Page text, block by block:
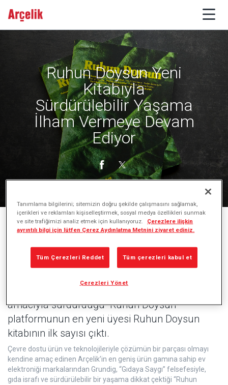
Ruhun Doysun Yeni
Kitabıyla
Sürdürülebilir Yaşama
İlham Vermeye Devam
Ediyor
Arçelik’in üst segment markası Grundig’in
amacıyla sürdürdüğü “Ruhun Doysun”
platformunun en yeni üyesi Ruhun Doysun
kitabının ilk sayısı çıktı.
Çevre dostu ürün ve teknolojileriyle çözümün bir parçası olmayı
kendine amaç edinen Arçelik’in en geniş ürün gamına sahip ev
elektroniği markalarından Grundig, “Gıdaya Saygı” felsefesiyle,
gıda israfı ve sürdürülebilir bir yaşama dikkat çektiği “Ruhun
Tanımlama bilgilerini; sitemizin doğru şekilde çalışmasını sağlamak,
içerikleri ve reklamları kişiselleştirmek, sosyal medya özellikleri sunmak
ve site trafiğimizi analiz etmek için kullanıyoruz.
Çerezlere ilişkin
ayrıntılı bilgi için lütfen Çerez Aydınlatma Metnini ziyaret ediniz.
Tüm Çerezleri Reddet Tüm çerezleri kabul et
Çerezleri Yönet